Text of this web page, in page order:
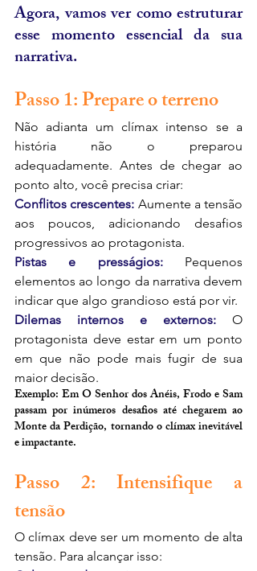
Agora, vamos ver como estruturar
esse momento essencial da sua
narrativa.
Passo 1: Prepare o terreno
Não adianta um clímax intenso se a
história não o preparou
adequadamente. Antes de chegar ao
ponto alto, você precisa criar:
Conflitos crescentes: Aumente a tensão
aos poucos, adicionando desafios
progressivos ao protagonista.
Pistas e presságios: Pequenos
elementos ao longo da narrativa devem
indicar que algo grandioso está por vir.
Dilemas internos e externos: O
protagonista deve estar em um ponto
em que não pode mais fugir de sua
maior decisão.
Exemplo: Em O Senhor dos Anéis, Frodo e Sam
passam por inúmeros desafios até chegarem ao
Monte da Perdição, tornando o clímax inevitável
e impactante.
Passo 2: Intensifique a
tensão
O clímax deve ser um momento de alta
tensão. Para alcançar isso: